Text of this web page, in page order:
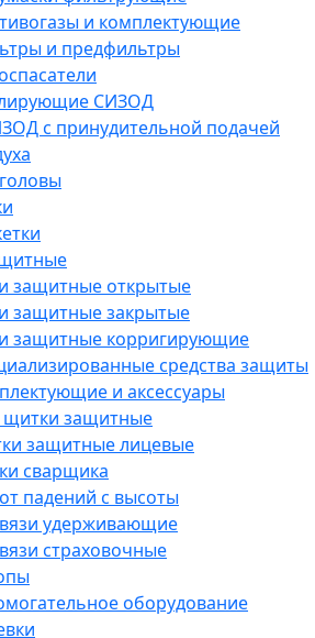
и комплектующие
и предфильтры
СИЗОД
с принудительной подачей
защитные открытые
защитные закрытые
защитные корригирующие
средства защиты
и аксессуары
щитки защитные
защитные лицевые
сварщика
падений с высоты
удерживающие
страховочные
оборудование